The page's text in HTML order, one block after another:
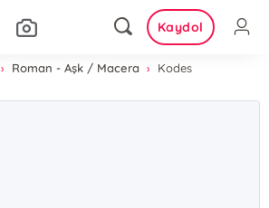
Kaydol
Roman - Aşk / Macera Kodes